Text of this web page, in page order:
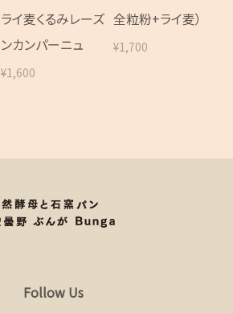
ライ麦くるみレーズ
ンカンパーニュ
¥1,600
全粒粉+ライ麦）
¥1,700
Follow Us